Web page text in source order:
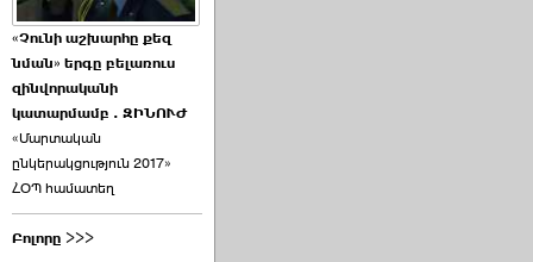
«Չունի աշխարհը քեզ
նման» երգը բելառուս
զինվորականի
կատարմամբ . ԶԻՆՈՒԺ
«Մարտական
ընկերակցություն 2017»
ՀՕՊ համատեղ
Բոլորը >>>